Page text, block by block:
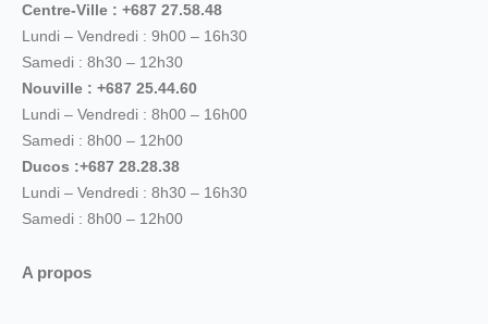
Centre-Ville : +687 27.58.48
Lundi – Vendredi : 9h00 – 16h30
Samedi : 8h30 – 12h30
Nouville : +687 25.44.60
Lundi – Vendredi : 8h00 – 16h00
Samedi : 8h00 – 12h00
Ducos :+687 28.28.38
Lundi – Vendredi : 8h30 – 16h30
Samedi : 8h00 – 12h00
A propos